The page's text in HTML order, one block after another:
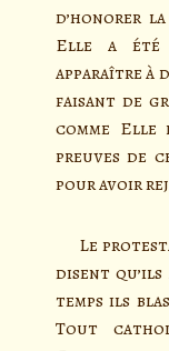
d’honorer
Elle a été
apparaître à
faisant de
comme
preuves de
pour avoir
Le
disent qu’ils
temps ils
Tout